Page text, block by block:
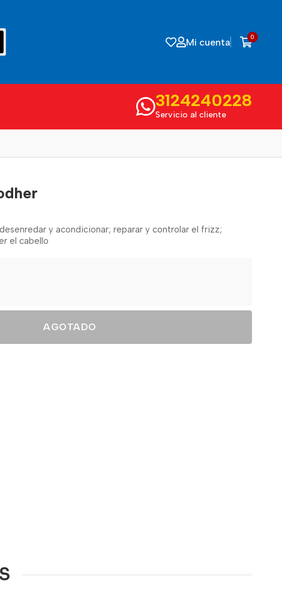
Mi cuenta 0
3124240228
Servicio al cliente
y acondicionar; reparar y controlar el frizz;
el cabello
AGOTADO